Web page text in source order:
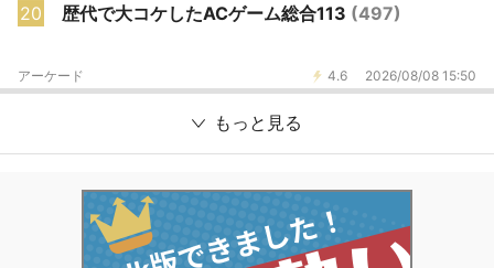
20 歴代で大コケしたACゲーム総合113 (497)
4.6 2026/08/08 15:50
アーケード
もっと見る